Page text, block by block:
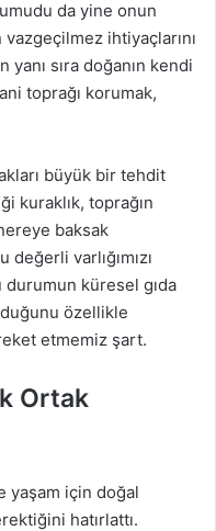
umudu da yine onun
vazgeçilmez ihtiyaçlarını
yanı sıra doğanın kendi
toprağı korumak,
büyük bir tehdit
kuraklık, toprağın
baksak
varlığımızı
durumun küresel gıda
özellikle
etmemiz şart.
Ortak
yaşam için doğal
hatırlattı.